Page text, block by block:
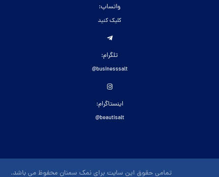
واتساپ:
کلیک کنید
تلگرام:
businesssalt@
اینستاگرام:
beautisalt@
تمامی حقوق این سایت برای نمک سمنان محفوظ می باشد.